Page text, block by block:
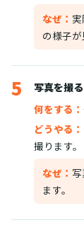
なぜ：
の様子が
5
写真を撮る
何をする：
どうやる：
撮ります。
なぜ：
ます。